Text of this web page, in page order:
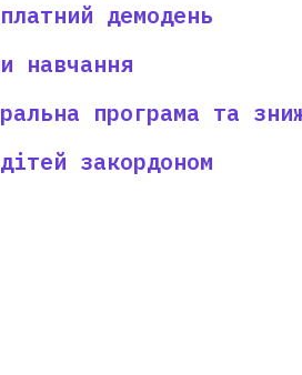
демодень
навчання
програма та
закордоном